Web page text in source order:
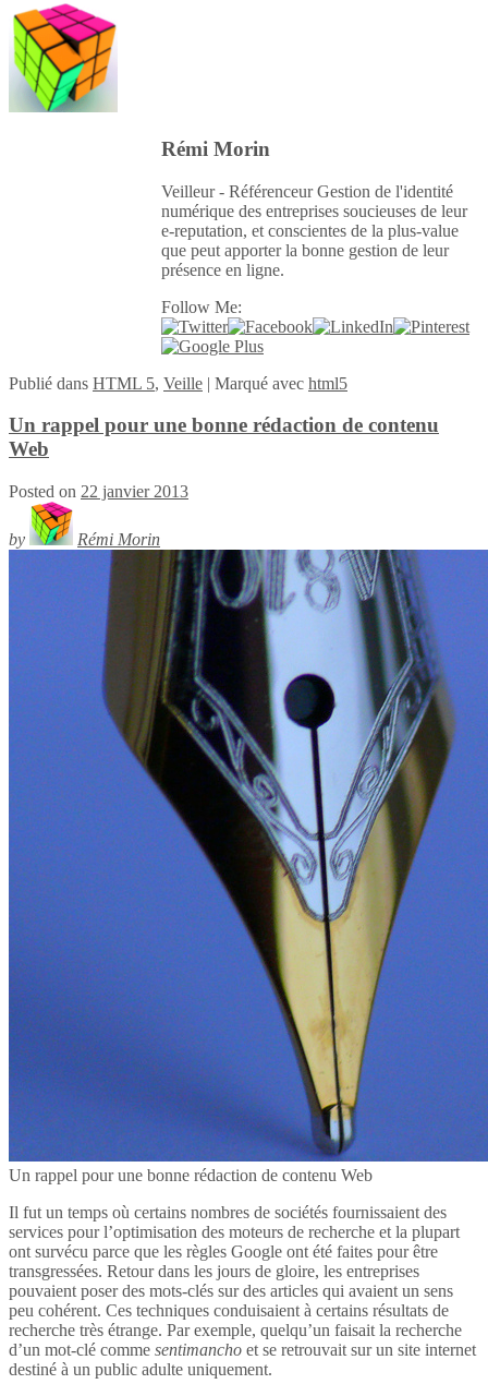
Rémi Morin
Veilleur - Référenceur Gestion de l'identité
numérique des entreprises soucieuses de leur
e-reputation, et conscientes de la plus-value
que peut apporter la bonne gestion de leur
présence en ligne.
Follow Me:
Publié dans HTML 5, Veille | Marqué avec html5
Un rappel pour une bonne rédaction de contenu
Web
Posted on 22 janvier 2013
by Rémi Morin
Un rappel pour une bonne rédaction de contenu Web
Il fut un temps où certains nombres de sociétés fournissaient des
services pour l’optimisation des moteurs de recherche et la plupart
ont survécu parce que les règles Google ont été faites pour être
transgressées. Retour dans les jours de gloire, les entreprises
pouvaient poser des mots-clés sur des articles qui avaient un sens
peu cohérent. Ces techniques conduisaient à certains résultats de
recherche très étrange. Par exemple, quelqu’un faisait la recherche
d’un mot-clé comme sentimancho et se retrouvait sur un site internet
destiné à un public adulte uniquement.